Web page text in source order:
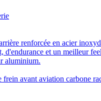
renforcée en acier
d'endurance et un meilleur
aluminium.